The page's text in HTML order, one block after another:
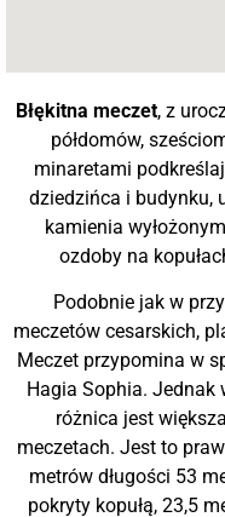
Błękitna meczet, z
półdomów,
minaretami
dziedzińca i budynku,
kamienia
ozdoby na
Podobnie jak w
meczetów cesarskich,
Meczet przypomina w
Hagia Sophia. Jednak
różnica jest
meczetach. Jest to
metrów długości 53
pokryty kopułą, 23,5